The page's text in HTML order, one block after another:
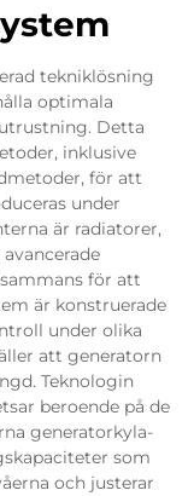
tekniklösning
optimala
Detta
inklusive
för att
under
är radiatorer,
för att
är konstruerade
under olika
att generatorn
Teknologin
beroende på de
generatorkyla-
som
och justerar